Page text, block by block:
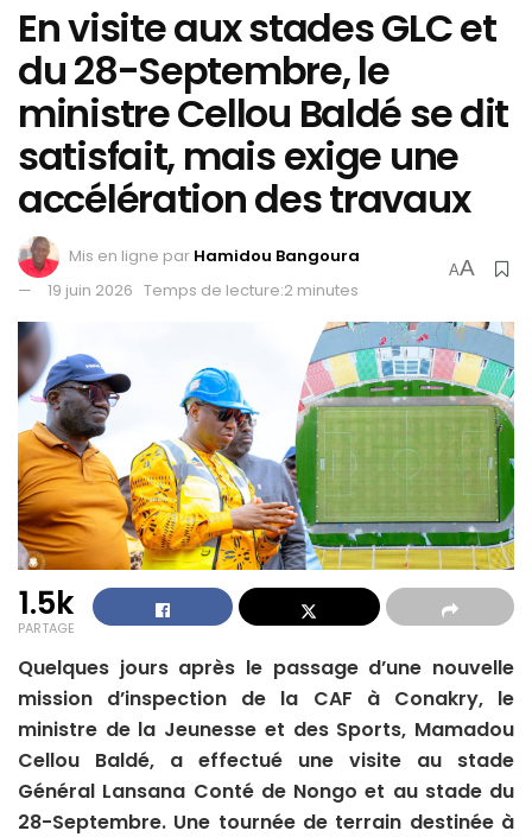
En visite aux stades GLC et
du 28-Septembre, le
ministre Cellou Baldé se dit
satisfait, mais exige une
accélération des travaux
Mis en ligne par Hamidou Bangoura
19 juin 2026 Temps de lecture:2 minutes
AA
1.5k
PARTAGE
Quelques jours après le passage d’une nouvelle
mission d’inspection de la CAF à Conakry, le
ministre de la Jeunesse et des Sports, Mamadou
Cellou Baldé, a effectué une visite au stade
Général Lansana Conté de Nongo et au stade du
28-Septembre. Une tournée de terrain destinée à